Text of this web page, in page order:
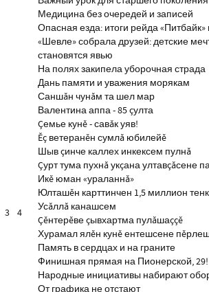
3 4
Медицина без очередей и записей
Опасная езда: итоги рейда «Питбайк»
«Шевле» собрала друзей: детские
становятся явью
На полях закипела уборочная страда
Дань памяти и уважения морякам
Саншăн чунăм та шел мар
Валентина аппа - 85 çулта
Çемье кунĕ - савăк уяв!
Ĕç ветеранĕн сумлă юбилейĕ
Шыв çинче каллех инкексем пулнă
Çурт тума пухнă укçана ултавçăсене
Икĕ юман «ураланнă»
Юлташĕн карттинчен 1,5 миллион
Усăллă канашсем
Çĕнтерĕве çывхартма пулăшаççĕ
Хурамал ялĕн кунĕ ентешсене
Память в сердцах и на граните
Финишная прямая на Пионерской, 29!
Народные инициативы набирают
От графика не отстают